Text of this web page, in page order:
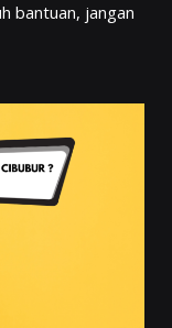
bantuan, jangan